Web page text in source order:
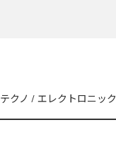
テクノ / エレクトロニック